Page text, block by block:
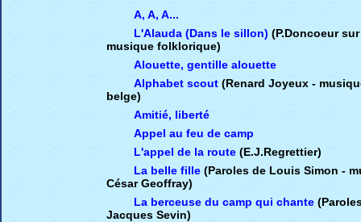
A, A, A...
L'Alauda (Dans le sillon) (P.Doncoeur
musique folklorique)
Alouette, gentille alouette
Alphabet scout (Renard Joyeux -
belge)
Amitié, liberté
Appel au feu de camp
L'appel de la route (E.J.Regrettier)
La belle fille(Paroles de Louis Simon -
César Geoffray)
La berceuse du camp qui chante
Jacques Sevin)